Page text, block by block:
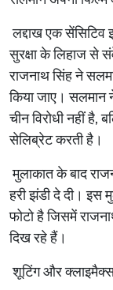
लद्दाख एक सेंसिटिव
सुरक्षा के लिहाज से
राजनाथ सिंह ने
किया जाए। सलमान
चीन विरोधी नहीं है,
सेलिब्रेट करती है।
मुलाकात के बाद
हरी झंडी दे दी। इस
फोटो है जिसमें
दिख रहे हैं।
शूटिंग और